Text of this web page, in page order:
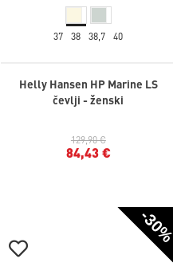
37 38 38,7 40
Helly Hansen HP Marine LS
čevlji - ženski
129,90 €
84,43 €
-30%